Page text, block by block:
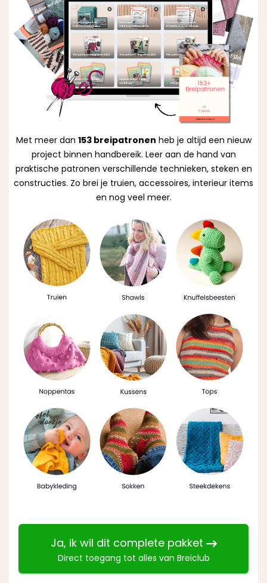
Met meer dan 153 breipatronen heb je altijd een nieuw
project binnen handbereik. Leer aan de hand van
praktische patronen verschillende technieken, steken en
constructies. Zo brei je truien, accessoires, interieur items
en nog veel meer.
Ja, ik wil dit complete pakket
Direct toegang tot alles van Breiclub